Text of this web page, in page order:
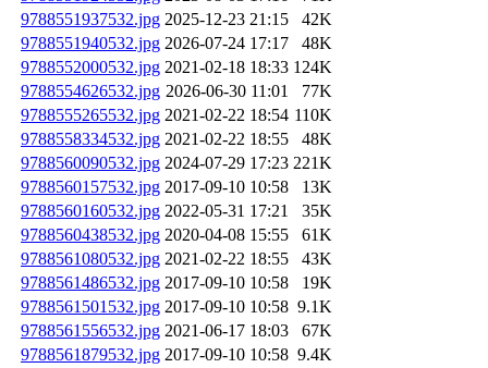
9788551937532.jpg 2025-12-23 21:15
42K
9788551940532.jpg 2026-07-24 17:17
48K
9788552000532.jpg 2021-02-18 18:33 124K
9788554626532.jpg 2026-06-30 11:01
77K
9788555265532.jpg 2021-02-22 18:54 110K
9788558334532.jpg 2021-02-22 18:55
48K
9788560090532.jpg 2024-07-29 17:23 221K
9788560157532.jpg 2017-09-10 10:58
13K
9788560160532.jpg 2022-05-31 17:21
35K
9788560438532.jpg 2020-04-08 15:55
61K
9788561080532.jpg 2021-02-22 18:55
43K
9788561486532.jpg 2017-09-10 10:58
19K
9788561501532.jpg 2017-09-10 10:58 9.1K
9788561556532.jpg 2021-06-17 18:03
67K
9788561879532.jpg 2017-09-10 10:58 9.4K